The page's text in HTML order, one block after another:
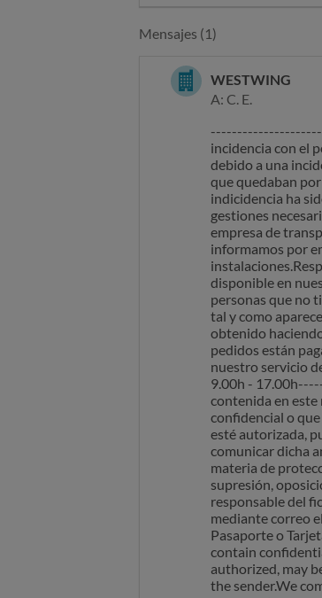
entregarse. SI yo
había usado para
3 productos que
cambio y aun no
perdido ya qu eno
abonado. Sin
Mensajes (1)
WESTWING
A: C. E.
incidencia con el
debido a una
que quedaban
indicidencia ha
gestiones
empresa de
informamos por
disponible en
personas que no
tal y como
obtenido
pedidos están
nuestro servicio
9.00h -
contenida en
confidencial o
esté autorizada,
comunicar dicha
materia de
supresión,
responsable del
mediante correo
Pasaporte o
contain
authorized, may
the sender.We